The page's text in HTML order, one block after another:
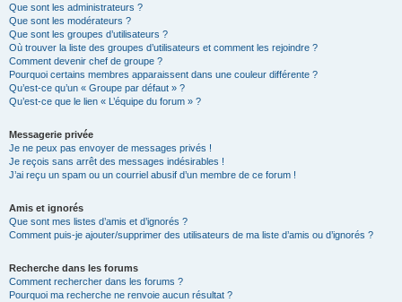
Que sont les administrateurs ?
Que sont les modérateurs ?
Que sont les groupes d’utilisateurs ?
Où trouver la liste des groupes d’utilisateurs et comment les rejoindre ?
Comment devenir chef de groupe ?
Pourquoi certains membres apparaissent dans une couleur différente ?
Qu’est-ce qu’un « Groupe par défaut » ?
Qu’est-ce que le lien « L’équipe du forum » ?
Messagerie privée
Je ne peux pas envoyer de messages privés !
Je reçois sans arrêt des messages indésirables !
J’ai reçu un spam ou un courriel abusif d’un membre de ce forum !
Amis et ignorés
Que sont mes listes d’amis et d’ignorés ?
Comment puis-je ajouter/supprimer des utilisateurs de ma liste d’amis ou d’ignorés ?
Recherche dans les forums
Comment rechercher dans les forums ?
Pourquoi ma recherche ne renvoie aucun résultat ?